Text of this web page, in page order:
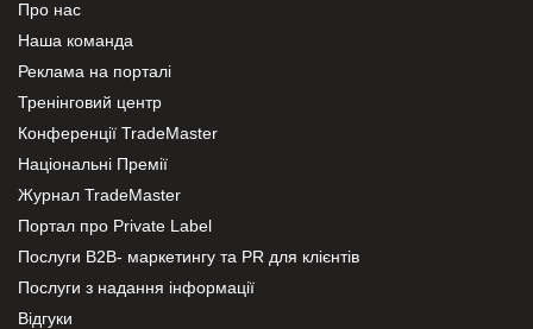
Про нас
Наша команда
Реклама на порталі
Тренінговий центр
Конференції TradeMaster
Національні Премії
Журнал TradeMaster
Портал про Private Label
Послуги В2В- маркетингу та PR для клієнтів
Послуги з надання інформації
Відгуки